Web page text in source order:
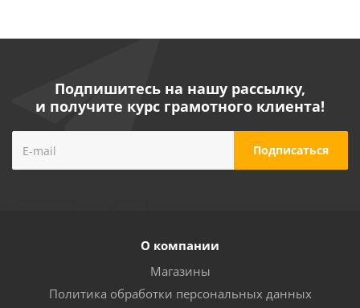
Подпишитесь на нашу рассылку,
и получите курс грамотного клиента!
О компании
Магазины
Политика обработки персональных данных